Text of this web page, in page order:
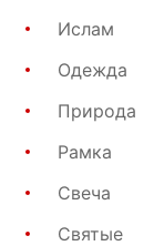
Ислам
Одежда
Природа
Рамка
Свеча
Святые